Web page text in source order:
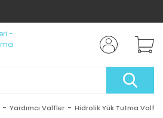
Yardımcı Valfler Hidrolik Yük Tutma